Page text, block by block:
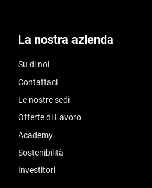
La nostra azienda
Su di noi
Contattaci
Le nostre sedi
Offerte di Lavoro
Academy
Sostenibilità
Investitori